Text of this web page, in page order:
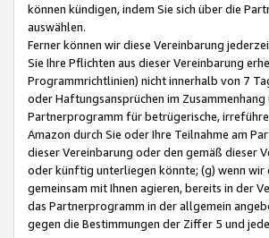
können kündigen, indem Sie sich über die
auswählen.
Ferner können wir diese Vereinbarung
Sie Ihre Pflichten aus dieser Vereinbarung
Programmrichtlinien) nicht innerhalb von 7
oder Haftungsansprüchen im
Partnerprogramm für betrügerische,
Amazon durch Sie oder Ihre Teilnahme am
dieser Vereinbarung oder den gemäß dieser
oder künftig unterliegen könnte; (g) wenn wir
gemeinsam mit Ihnen agieren, bereits in der
das Partnerprogramm in der allgemein
gegen die Bestimmungen der Ziffer 5 und